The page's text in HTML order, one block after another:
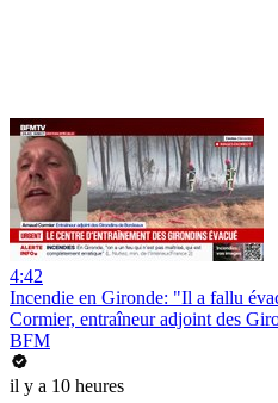
4:42
Incendie en Gironde: "Il a fallu
Cormier, entraîneur adjoint des
BFM
il y a 10 heures